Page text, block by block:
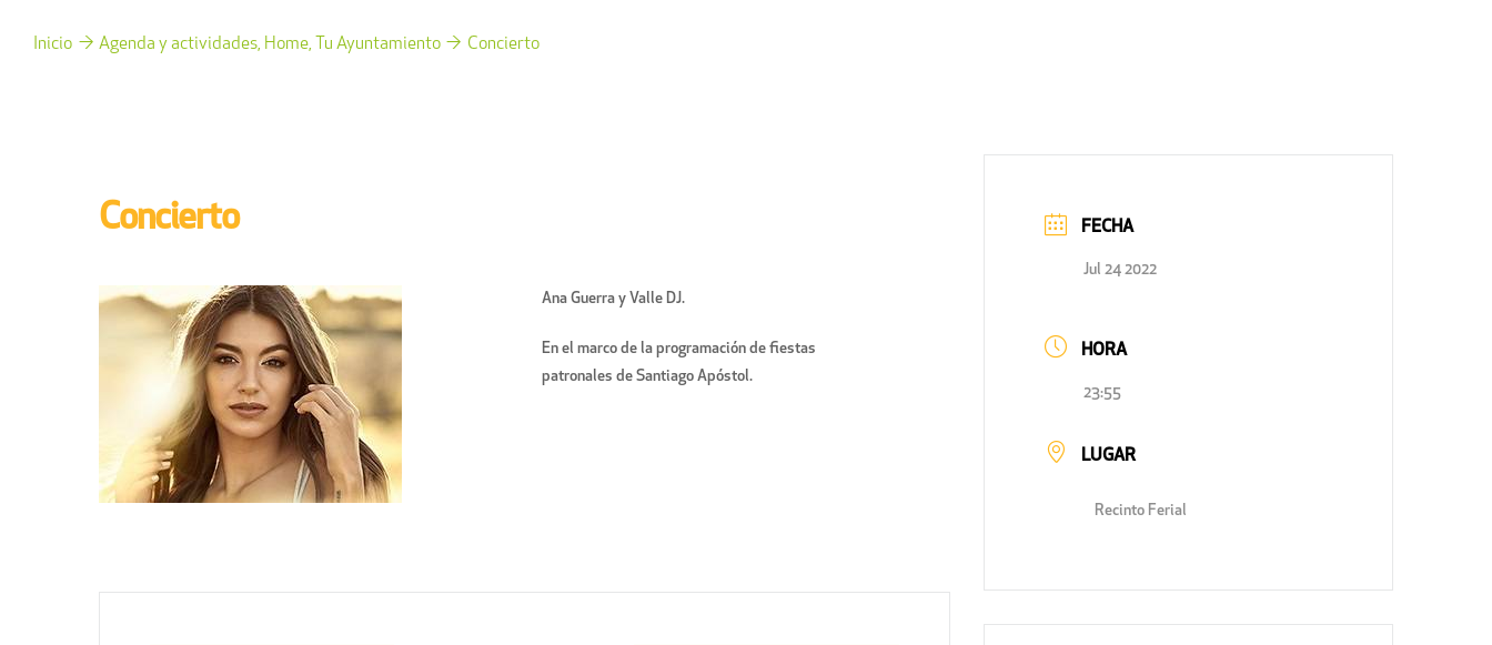
Inicio Agenda y actividades Home Tu Ayuntamiento Concierto
Concierto
Ana Guerra y Valle DJ.
En el marco de la programación de fiestas
patronales de Santiago Apóstol.
FECHA
Jul 24 2022
HORA
23:55
LUGAR
Recinto Ferial